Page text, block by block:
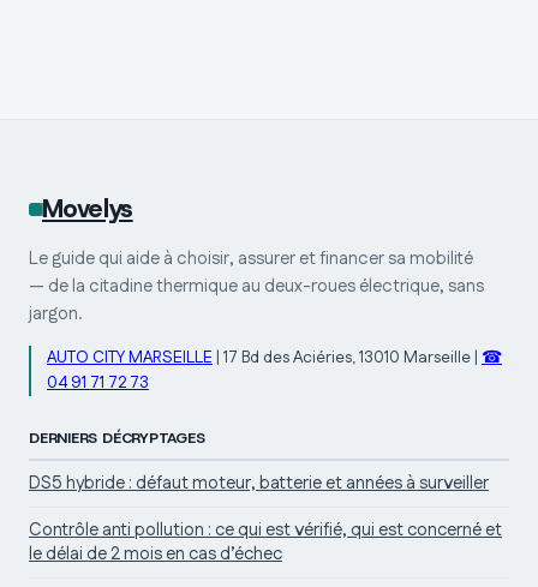
Movelys
Le guide qui aide à choisir, assurer et financer sa mobilité
— de la citadine thermique au deux-roues électrique, sans
jargon.
AUTO CITY MARSEILLE | 17 Bd des Aciéries, 13010 Marseille | ☎
04 91 71 72 73
DERNIERS DÉCRYPTAGES
DS5 hybride : défaut moteur, batterie et années à surveiller
Contrôle anti pollution : ce qui est vérifié, qui est concerné et
le délai de 2 mois en cas d’échec